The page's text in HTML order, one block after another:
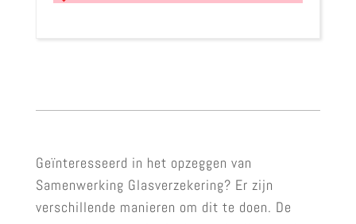
Geïnteresseerd in het opzeggen van
Samenwerking Glasverzekering? Er zijn
verschillende manieren om dit te doen. De